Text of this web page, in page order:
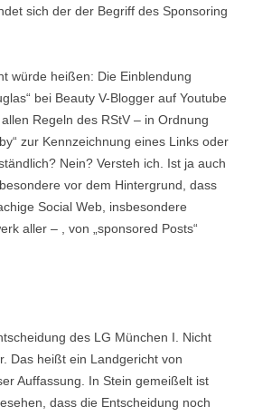
sich der der Begriff des Sponsoring
würde heißen: Die Einblendung
bei Beauty V-Blogger auf Youtube
Regeln des RStV – in Ordnung
zur Kennzeichnung eines Links oder
Nein? Versteh ich. Ist ja auch
vor dem Hintergrund, dass
Social Web, insbesondere
aller – , von „sponsored Posts“
des LG München I. Nicht
Das heißt ein Landgericht von
Auffassung. In Stein gemeißelt ist
dass die Entscheidung noch